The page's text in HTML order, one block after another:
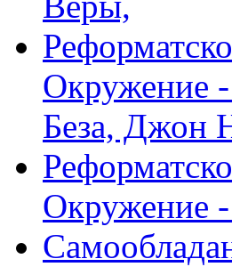
Окружение
Беза, Джон
Окружение